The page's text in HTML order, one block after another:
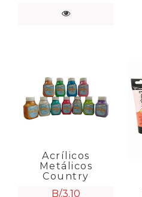
Acrílicos
Metálicos
Country
B/.3.10